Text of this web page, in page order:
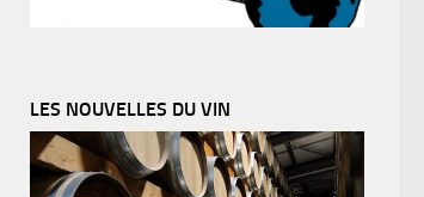
LES NOUVELLES DU VIN